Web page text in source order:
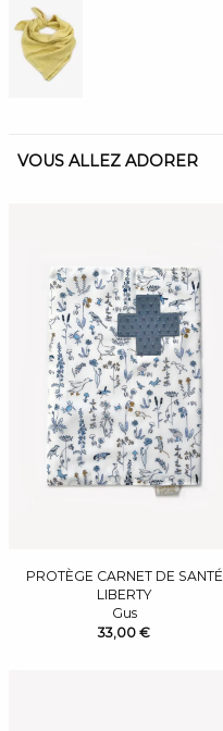
VOUS ALLEZ ADORER
PROTÈGE CARNET DE SANTÉ
LIBERTY
Gus
33,00 €